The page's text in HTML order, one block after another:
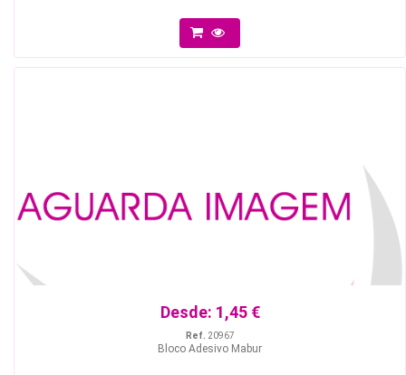
Desde: 1,45 €
Ref. 20967
Bloco Adesivo Mabur